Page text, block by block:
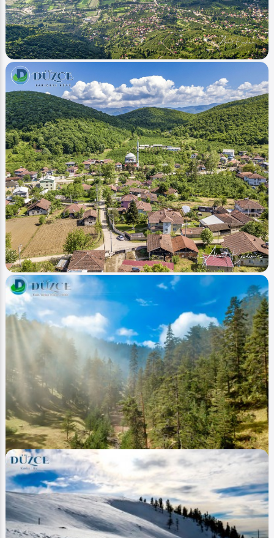
Image Düzce Fotoğrafları
Gölyaka Bakacak (Günbatımı - Sunset)
Ahmet Bozdemir 0 1384 0
Image
Sarıdere (Köy Village)
Ahmet Bozdemir 0 2019 0